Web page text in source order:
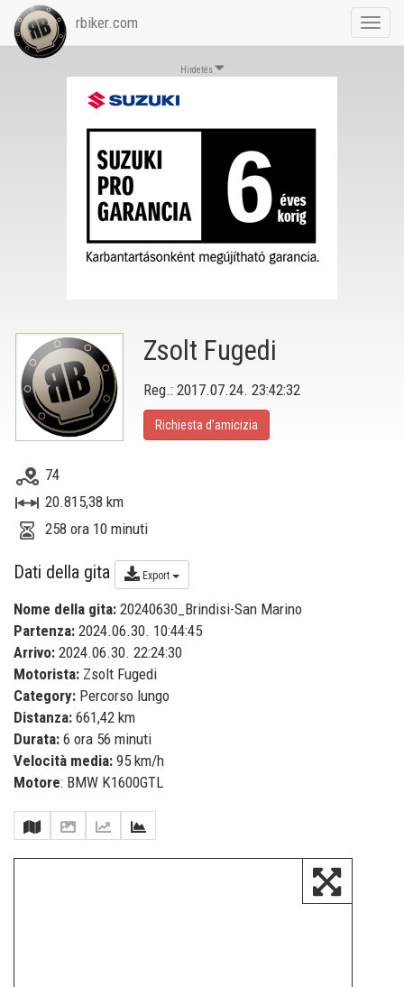
rbiker.com
Hirdetés
Zsolt Fugedi
Reg.: 2017.07.24. 23:42:32
Richiesta d’amicizia
74
20.815,38 km
258 ora 10 minuti
Dati della gita Export
Nome della gita: 20240630_Brindisi-San Marino
Partenza: 2024.06.30. 10:44:45
Arrivo: 2024.06.30. 22:24:30
Motorista: Zsolt Fugedi
Category: Percorso lungo
Distanza: 661,42 km
Durata: 6 ora 56 minuti
Velocità media: 95 km/h
Motore: BMW K1600GTL